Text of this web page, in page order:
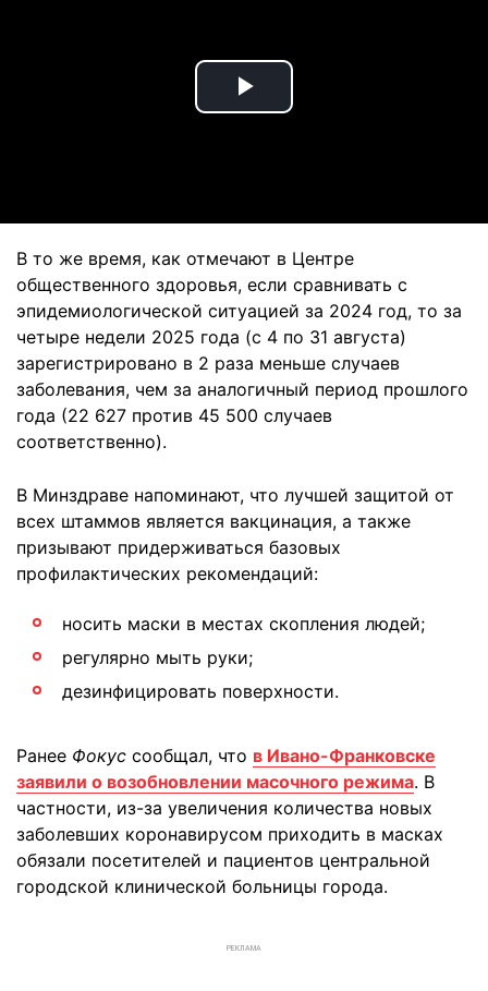
Play
В то же время, как отмечают в Центре
общественного здоровья, если сравнивать с
эпидемиологической ситуацией за 2024 год, то за
четыре недели 2025 года (с 4 по 31 августа)
зарегистрировано в 2 раза меньше случаев
заболевания, чем за аналогичный период прошлого
года (22 627 против 45 500 случаев
соответственно).
В Минздраве напоминают, что лучшей защитой от
всех штаммов является вакцинация, а также
призывают придерживаться базовых
профилактических рекомендаций:
носить маски в местах скопления людей;
регулярно мыть руки;
дезинфицировать поверхности.
Ранее Фокус сообщал, что в Ивано-Франковске
заявили о возобновлении масочного режима. В
частности, из-за увеличения количества новых
заболевших коронавирусом приходить в масках
обязали посетителей и пациентов центральной
городской клинической больницы города.
РЕКЛАМА